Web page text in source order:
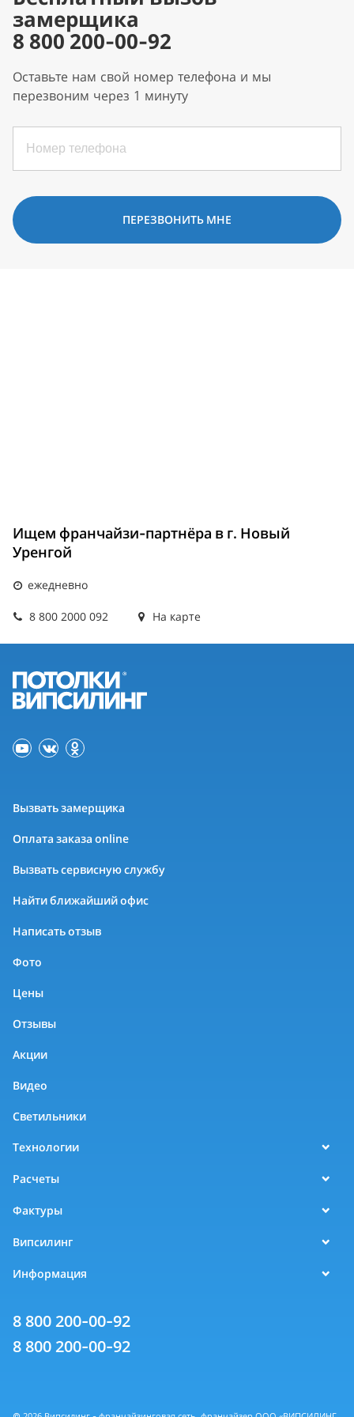
замерщика
8 800 200-00-92
Оставьте нам свой номер телефона и мы
перезвоним через 1 минуту
ПЕРЕЗВОНИТЬ МНЕ
Ищем франчайзи-партнёра в г. Новый
Уренгой
ежедневно
8 800 2000 092 На карте
Вызвать замерщика
Оплата заказа online
Вызвать сервисную службу
Найти ближайший офис
Написать отзыв
Фото
Цены
Отзывы
Акции
Видео
Светильники
Технологии
Расчеты
Фактуры
Випсилинг
Информация
8 800 200-00-92
8 800 200-00-92